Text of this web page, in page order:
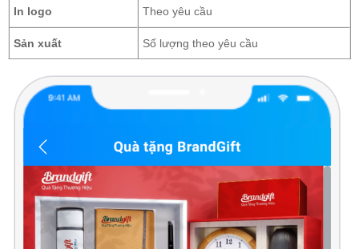
In logo Theo yêu cầu
Sản xuất Số lượng theo yêu cầu